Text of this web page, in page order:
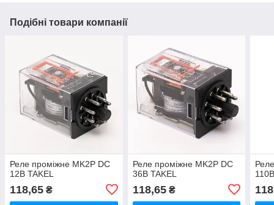
Подібні товари компанії
Реле проміжне MK2P DC
12В TAKEL
118,65 ₴
Реле проміжне MK2P DC
36В TAKEL
118,65₴